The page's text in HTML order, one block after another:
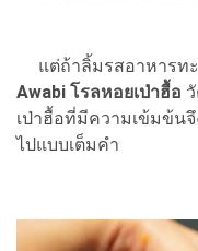
แต่ถ้าลิ้มรสอาหารทะ
Awabi โรลหอยเป่าฮื้อ
เป่าฮื้อที่มีความเข้มข้น
ไปแบบเต็มคำ